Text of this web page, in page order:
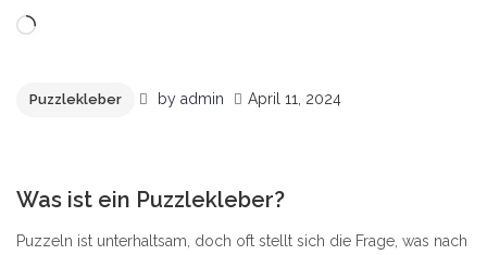
Wird
Puzzlekleber by admin April 11, 2024
Was ist ein Puzzlekleber?
Puzzeln ist unterhaltsam, doch oft stellt sich die Frage, was nach